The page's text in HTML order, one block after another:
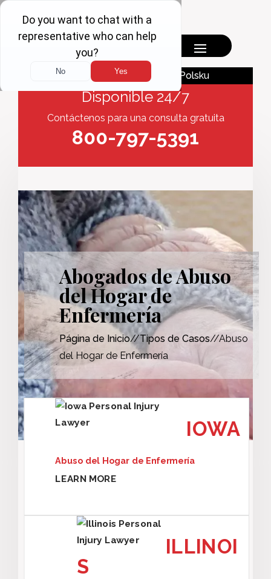
Polsku
English
Disponible 24/7
Contáctenos para una consulta gratuita
800-797-5391
Abogados de Abuso
del Hogar de
Enfermería
Página de Inicio//Tipos de Casos//Abuso
del Hogar de Enfermería
IOWA
Abuso del Hogar de Enfermería
LEARN MORE
ILLINOI
S